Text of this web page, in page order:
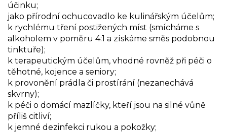
účinku;
jako přírodní ochucovadlo ke kulinářským účelům;
k rychlému tření postižených míst (smícháme s
alkoholem v poměru 4:1 a získáme směs podobnou
tinktuře);
k terapeutickým účelům, vhodné rovněž při péči o
těhotné, kojence a seniory;
k provonění prádla či prostírání (nezanechává
skvrny);
k péči o domácí mazlíčky, kteří jsou na silné vůně
příliš citliví;
k jemné dezinfekci rukou a pokožky;